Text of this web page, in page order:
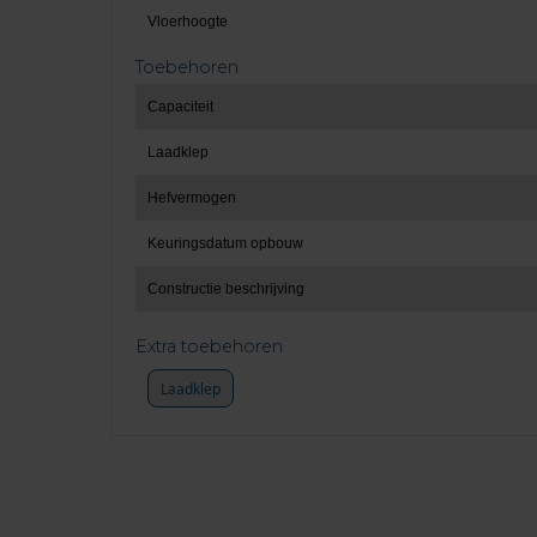
Vloerhoogte
Toebehoren
Capaciteit
Laadklep
Hefvermogen
Keuringsdatum opbouw
Constructie beschrijving
Extra toebehoren
Laadklep